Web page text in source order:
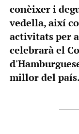
conèixer i
vedella, així
activitats per
celebrarà el
millor del país.